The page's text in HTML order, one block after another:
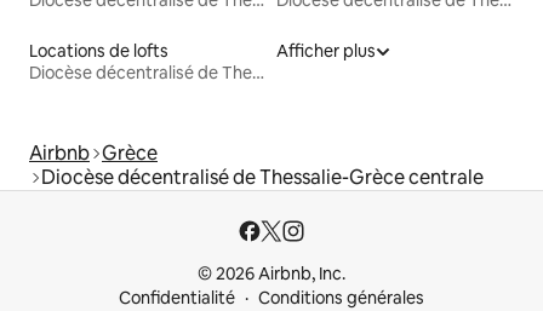
Locations de lofts
Diocèse décentralisé de Thessalie-Grèce centrale
Afficher plus
Airbnb Grèce
Diocèse décentralisé de Thessalie-Grèce centrale
© 2026 Airbnb, Inc.
Confidentialité
Conditions générales